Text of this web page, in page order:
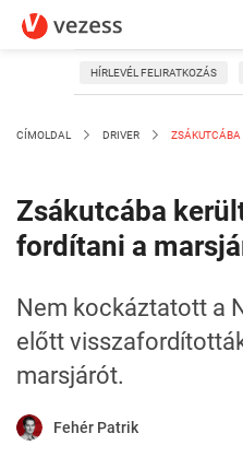
HÍRLEVÉL FELIRATKOZÁS
CÍMOLDAL DRIVER ZSÁKUTCÁBA
Zsákutcába
fordítani a
Nem kockáztatott a
előtt
marsjárót.
Fehér Patrik